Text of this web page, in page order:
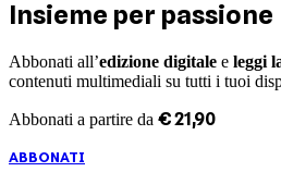
Insieme per passione
Abbonati all’edizione digitale e leggi
contenuti multimediali su tutti i tuoi
Abbonati a partire da €21 ,90
ABBONATI